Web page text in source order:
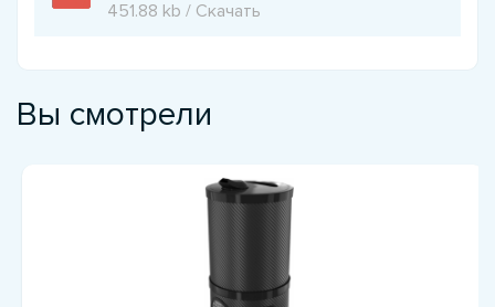
451.88 kb / Скачать
Вы смотрели